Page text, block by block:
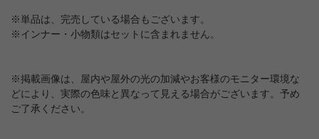
※単品は、完売している場合もございます。
※インナー・小物類はセットに含まれません。
※掲載画像は、屋内や屋外の光の加減やお客様のモニター環境な
どにより、実際の色味と異なって見える場合がございます。予め
ご了承ください。